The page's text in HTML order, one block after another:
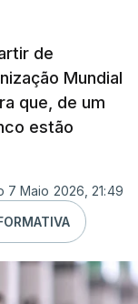
de
Mundial
que, de um
estão
7 Maio 2026, 21:49